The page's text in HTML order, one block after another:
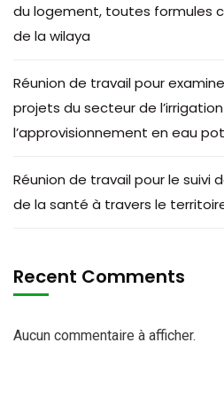
du logement, toutes formules
de la wilaya
Réunion de travail pour
projets du secteur de
l’approvisionnement en eau
Réunion de travail pour le suivi
de la santé à travers le
Recent Comments
Aucun commentaire à afficher.